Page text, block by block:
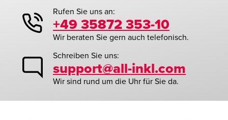
Rufen Sie uns an:
+49 35872 353-10
Wir beraten Sie gern auch telefonisch.
Schreiben Sie uns:
support@all-inkl.com
Wir sind rund um die Uhr für Sie da.